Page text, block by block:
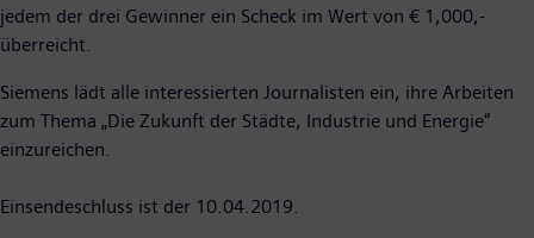
jedem der drei Gewinner ein Scheck im Wert von € 1,000,-
überreicht.
Siemens lädt alle interessierten Journalisten ein, ihre Arbeiten
zum Thema „Die Zukunft der Städte, Industrie und Energie“
einzureichen.
Einsendeschluss ist der 10.04.2019.